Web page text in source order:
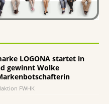
LOGONA startet in
gewinnt Wolke
FWHK